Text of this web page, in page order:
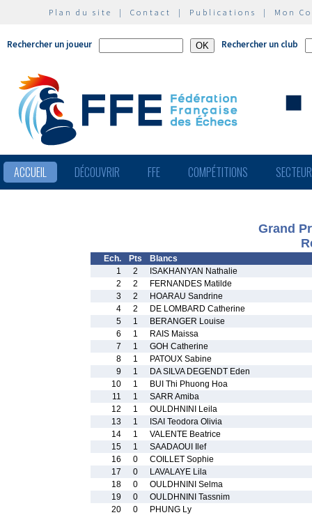
Plan du site | Contact | Publications | Mon
Rechercher un joueur Rechercher un club
ACCUEIL DÉCOUVRIR FFE COMPÉTITIONS
Grand
Ech. Pts
Blancs
1
2
ISAKHANYAN Nathalie
2
2
FERNANDES Matilde
3
2
HOARAU Sandrine
4
2
DE LOMBARD Catherine
5
1
BERANGER Louise
6
1
RAIS Maissa
7
1
GOH Catherine
8
1
PATOUX Sabine
9
1
DA SILVA DEGENDT Eden
10
1
BUI Thi Phuong Hoa
11
1
SARR Amiba
12
1
OULDHNINI Leila
13
1
ISAI Teodora Olivia
14
1
VALENTE Beatrice
15
1
SAADAOUI Ilef
16
0
COILLET Sophie
17
0
LAVALAYE Lila
18
0
OULDHNINI Selma
19
0
OULDHNINI Tassnim
20
0 PHUNG Ly